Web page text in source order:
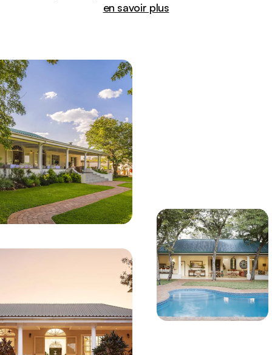
en savoir plus